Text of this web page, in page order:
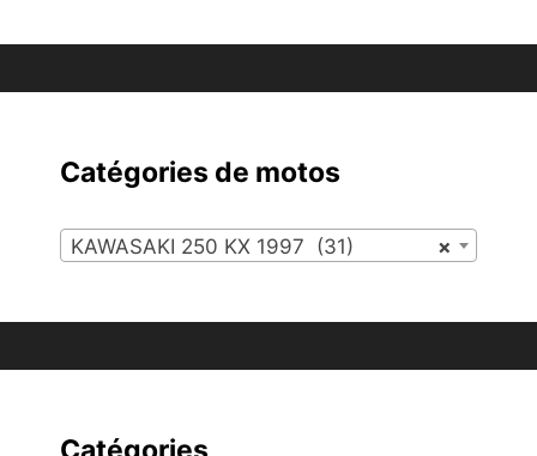
Catégories de motos
×
KAWASAKI 250 KX 1997 (31)